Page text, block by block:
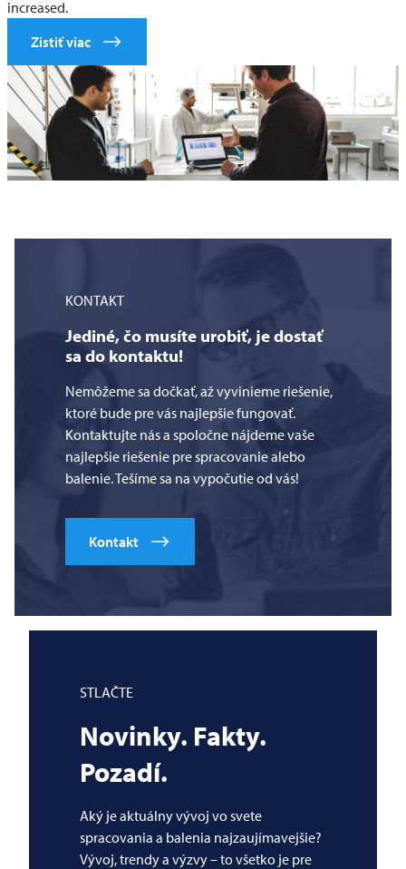
increased.
Zistiť viac
KONTAKT
Jediné, čo musíte urobiť, je dostať
sa do kontaktu!
Nemôžeme sa dočkať, až vyvinieme riešenie,
ktoré bude pre vás najlepšie fungovať.
Kontaktujte nás a spoločne nájdeme vaše
najlepšie riešenie pre spracovanie alebo
balenie. Tešíme sa na vypočutie od vás!
Kontakt
STLAČTE
Novinky. Fakty.
Pozadí.
Aký je aktuálny vývoj vo svete
spracovania a balenia najzaujímavejšie?
Vývoj, trendy a výzvy – to všetko je pre